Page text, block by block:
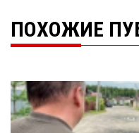
ПОХОЖИЕ